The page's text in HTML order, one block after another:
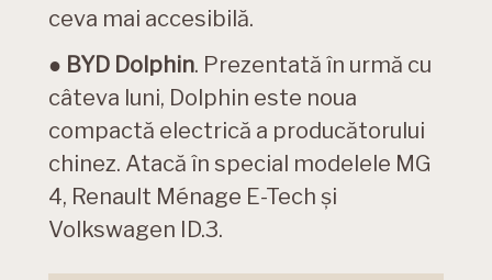
ceva mai accesibilă.
● BYD Dolphin. Prezentată în urmă cu
câteva luni, Dolphin este noua
compactă electrică a producătorului
chinez. Atacă în special modelele MG
4, Renault Ménage E-Tech și
Volkswagen ID.3.